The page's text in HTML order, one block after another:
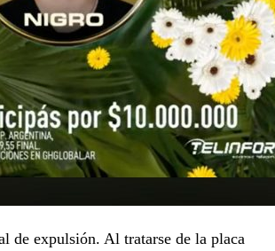
de expulsión. Al tratarse de la placa